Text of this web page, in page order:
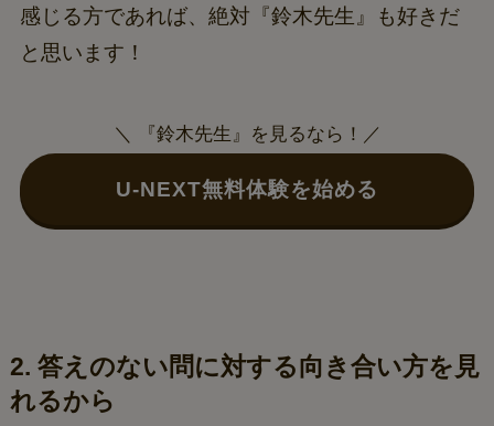
感じる方であれば、絶対『鈴木先生』も好きだ
と思います！
＼ 『鈴木先生』を見るなら！／
U-NEXT無料体験を始める
2. 答えのない問に対する向き合い方を見
れるから